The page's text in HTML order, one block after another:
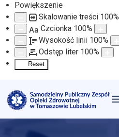
Powiększenie
Skalowanie treści 100%
Aa Czcionka 100%
Wysokość linii 100%
Odstęp liter 100%
Reset